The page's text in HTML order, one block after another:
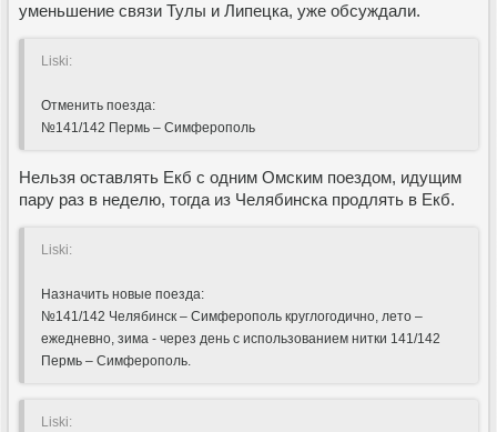
уменьшение связи Тулы и Липецка, уже обсуждали.
Liski:
Отменить поезда:
№141/142 Пермь – Симферополь
Нельзя оставлять Екб с одним Омским поездом, идущим
пару раз в неделю, тогда из Челябинска продлять в Екб.
Liski:
Назначить новые поезда:
№141/142 Челябинск – Симферополь круглогодично, лето –
ежедневно, зима - через день с использованием нитки 141/142
Пермь – Симферополь.
Liski: